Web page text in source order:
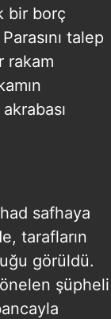
bir borç
talep
rakam
safhaya
tarafların
görüldü.
şüpheli